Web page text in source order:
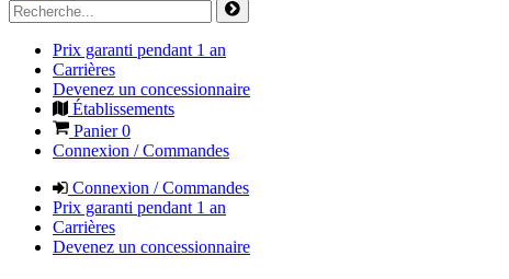
Prix garanti pendant 1 an
Carrières
Devenez un concessionnaire
Établissements
Panier0
Connexion / Commandes
Connexion / Commandes
Prix garanti pendant 1 an
Carrières
Devenez un concessionnaire